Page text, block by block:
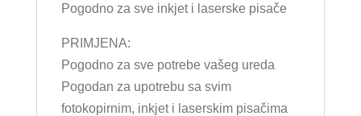
Pogodno za sve inkjet i laserske pisače
PRIMJENA:
Pogodno za sve potrebe vašeg ureda
Pogodan za upotrebu sa svim
fotokopirnim, inkjet i laserskim pisačima